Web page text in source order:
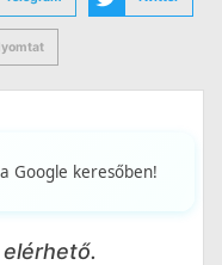
Google keresőben!